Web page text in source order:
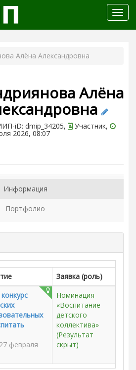
меню
Алёна Александровна
Алёна
iD: dmip_34205, Участник,
2026, 08:07
Информация
Портфолио
Заявка (роль)
февраля
Номинация
«Воспитание
детского
коллектива»
(Результат
скрыт)